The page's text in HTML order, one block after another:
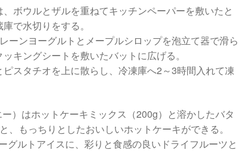
ボウルとザルを重ねてキッチンペーパーを敷いたと
で水切りをする。
ーンヨーグルトとメープルシロップを泡立て器で滑ら
キングシートを敷いたバットに広げる。
ピスタチオを上に散らし、冷凍庫へ2～3時間入れて凍
）はホットケーキミックス（200g）と溶かしたバタ
、もっちりとしたおいしいホットケーキができる。
グルトアイスに、彩りと食感の良いドライフルーツと